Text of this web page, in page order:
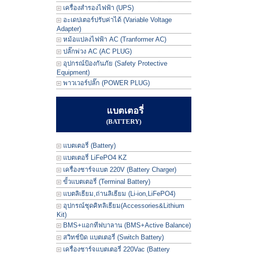
เครื่องสำรองไฟฟ้า (UPS)
อะเดปเตอร์ปรับค่าได้ (Variable Voltage
Adapter)
หม้อแปลงไฟฟ้า AC (Tranformer AC)
ปลั๊กพ่วง AC (AC PLUG)
อุปกรณ์ป้องกันภัย (Safety Protective
Equipment)
พาวเวอร์ปลั๊ก (POWER PLUG)
แบตเตอรี่
(BATTERY)
แบตเตอรี่ (Battery)
แบตเตอรี่ LiFePO4 KZ
เครื่องชาร์จแบต 220V (Battery Charger)
ขั้วแบตเตอรี่ (Terminal Battery)
แบตลิเธียม,ถ่านลิเธียม (Li-ion,LiFePO4)
อุปกรณ์ชุดคิทลิเธียม(Accessories&Lithium
Kit)
BMS+แอกทีฟบาลาน (BMS+Active Balance)
สวิทช์บิด แบตเตอรี่ (Switch Battery)
เครื่องชาร์จแบตเตอรี่ 220Vac (Battery